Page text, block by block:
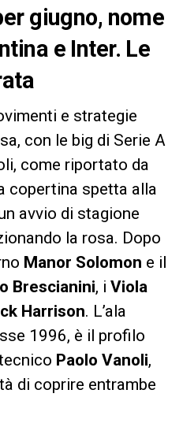
giugno, nome
e Inter. Le
e strategie
con le big di Serie A
come riportato da
copertina spetta alla
avvio di stagione
la rosa. Dopo
Manor Solomon e il
Brescianini, i Viola
Harrison. L’ala
1996, è il profilo
Paolo Vanoli,
di coprire entrambe